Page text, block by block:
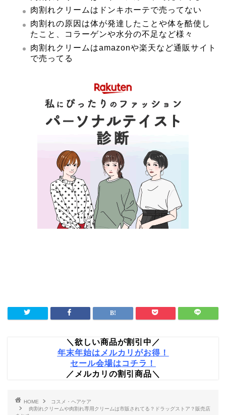
肉割れクリームはドンキホーテで売ってない
肉割れの原因は体が発達したことや体を酷使し
たこと、コラーゲンや水分の不足など様々
肉割れクリームはamazonや楽天など通販サイト
で売ってる
＼欲しい商品が割引中／
年末年始はメルカリがお得！
セール会場はコチラ！
／メルカリの割引商品＼
HOME
コスメ・ヘアケア
肉割れクリームや肉割れ専用クリームは市販されてる？ドラッグストア？販売店